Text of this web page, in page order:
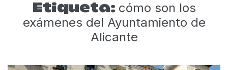
Etiqueta: cómo son los
exámenes del Ayuntamiento de
Alicante